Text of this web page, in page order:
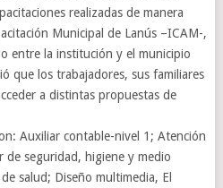
realizadas de manera
Municipal de Lanús –ICAM-,
entre la institución y el municipio
que los trabajadores, sus familiares
a distintas propuestas de
Auxiliar contable-nivel 1; Atención
de seguridad, higiene y medio
salud; Diseño multimedia, El